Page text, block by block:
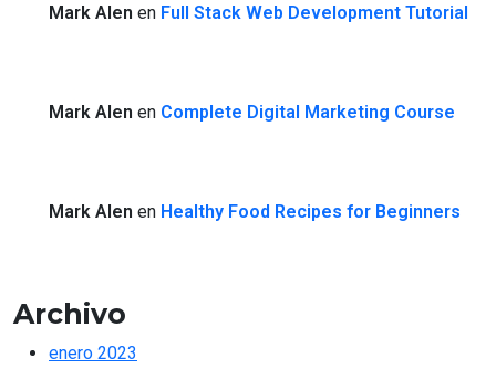
Mark Alen en Full Stack Web Development Tutorial
Mark Alen en Complete Digital Marketing Course
Mark Alen en Healthy Food Recipes for Beginners
Archivo
enero 2023